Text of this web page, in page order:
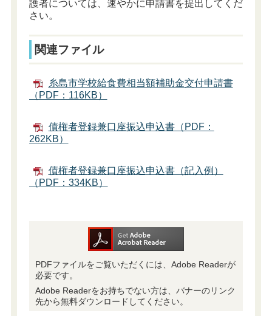
護者については、速やかに申請書を提出してくだ
さい。
関連ファイル
糸島市学校給食費相当額補助金交付申請書
（PDF：116KB）
債権者登録兼口座振込申込書（PDF：
262KB）
債権者登録兼口座振込申込書（記入例）
（PDF：334KB）
PDFファイルをご覧いただくには、Adobe Readerが
必要です。
Adobe Readerをお持ちでない方は、バナーのリンク
先から無料ダウンロードしてください。